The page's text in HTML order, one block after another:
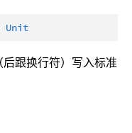
Unit
跟换行符）写入标准